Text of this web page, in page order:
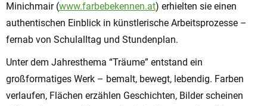
Minichmair (www.farbebekennen.at) erhielten sie einen
authentischen Einblick in künstlerische Arbeitsprozesse –
fernab von Schulalltag und Stundenplan.
Unter dem Jahresthema “Träume” entstand ein
großformatiges Werk – bemalt, bewegt, lebendig. Farben
verlaufen, Flächen erzählen Geschichten, Bilder scheinen